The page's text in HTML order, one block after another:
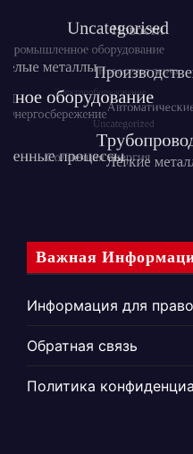
Важная
Информация для
Обратная связь
Политика